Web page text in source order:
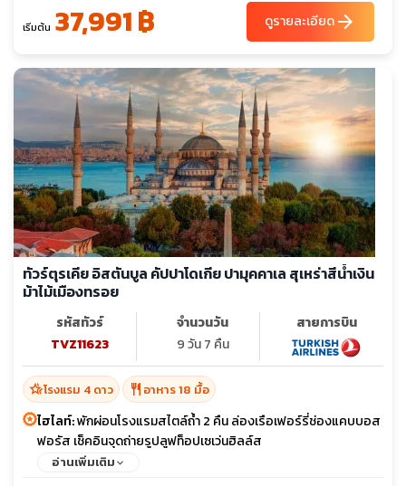
เริ่มต้น 37,991 ฿ ดูรายละเอียดarrow_forward
ทัวร์ตุรเคีย อิสตันบูล คัปปาโดเกีย ปามุคคาเล สุเหร่าสีน้ำเงิน
ม้าไม้เมืองทรอย
รหัสทัวร์
TVZ11623
จำนวนวัน
9 วัน 7 คืน
สายการบิน
hotel_classโรงแรม 4 ดาว restaurant อาหาร 18 มื้อ
ไฮไลท์:พักผ่อนโรงแรมสไตล์ถ้ำ 2 คืน ล่องเรือเฟอร์รี่ช่องแคบบอส
ฟอรัส เช็คอินจุดถ่ายรูปลูฟท็อปเซเว่นฮิลล์ส
อ่านเพิ่มเติม